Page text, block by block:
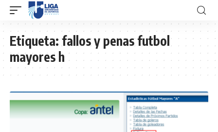
Etiqueta:fallos y penas futbol
mayores h